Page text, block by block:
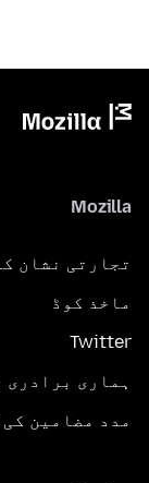
Mozilla
تجارتی نشان
ماخذ کوڈ
Twitter
ہماری برادری
مدد مضامین